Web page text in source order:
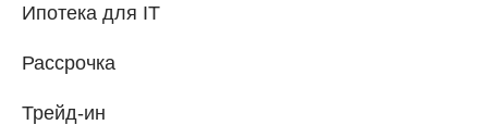
Ипотека для IT
Рассрочка
Трейд-ин